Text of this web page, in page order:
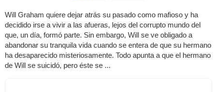
Will Graham quiere dejar atrás su pasado como mafioso y ha
decidido irse a vivir a las afueras, lejos del corrupto mundo del
que, un día, formó parte. Sin embargo, Will se ve obligado a
abandonar su tranquila vida cuando se entera de que su hermano
ha desaparecido misteriosamente. Todo apunta a que el hermano
de Will se suicidó, pero éste se ...